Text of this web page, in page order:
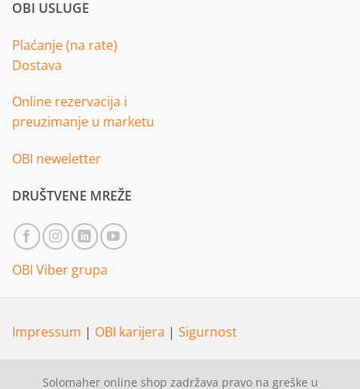
OBI USLUGE
Plaćanje (na rate)
Dostava
Online rezervacija i
preuzimanje u marketu
OBI neweletter
DRUŠTVENE MREŽE
OBI Viber grupa
Impressum | OBI karijera | Sigurnost
Solomaher online shop zadržava pravo na greške u